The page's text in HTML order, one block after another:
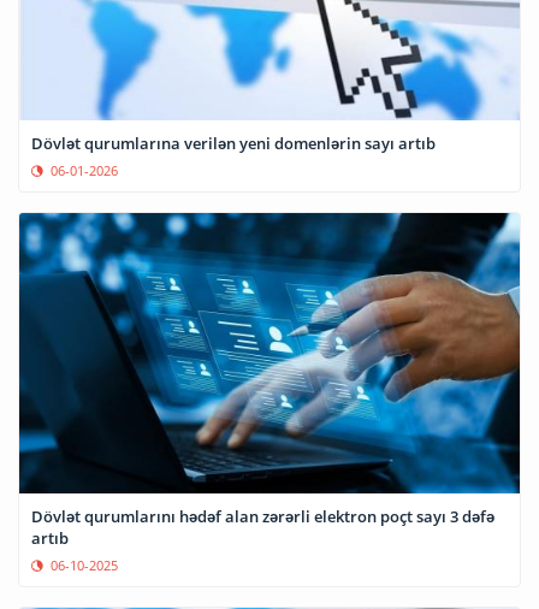
Dövlət qurumlarına verilən yeni domenlərin sayı artıb
06-01-2026
Dövlət qurumlarını hədəf alan zərərli elektron poçt sayı 3 dəfə
artıb
06-10-2025